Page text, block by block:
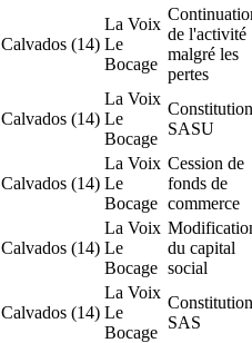
Calvados (14)
La Voix
Le
Bocage
de l'activité
malgré les
pertes
Calvados (14)
La Voix
Le
Bocage
Constitution
SASU
Calvados (14)
La Voix
Le
Bocage
Cession de
fonds de
commerce
Calvados (14)
La Voix
Le
Bocage
du capital
social
Calvados (14)
La Voix
Le
Bocage
Constitution
SAS